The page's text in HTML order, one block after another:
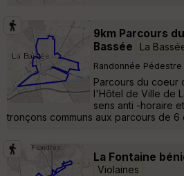
9km Parcours
Bassée
La
Randonnée Pédestre
Parcours du coeur
l'Hôtel de Ville de
sens anti -horaire
tronçons communs aux parcours de 6
La Fontaine
Violaines